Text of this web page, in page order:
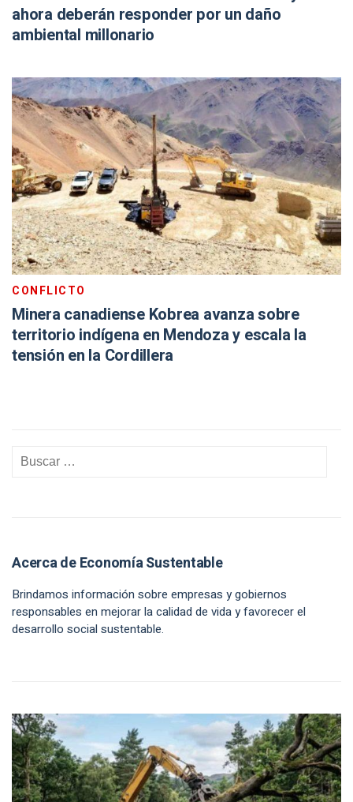
ahora deberán responder por un daño
ambiental millonario
CONFLICTO
Minera canadiense Kobrea avanza sobre
territorio indígena en Mendoza y escala la
tensión en la Cordillera
Acerca de Economía Sustentable
Brindamos información sobre empresas y gobiernos
responsables en mejorar la calidad de vida y favorecer el
desarrollo social sustentable.